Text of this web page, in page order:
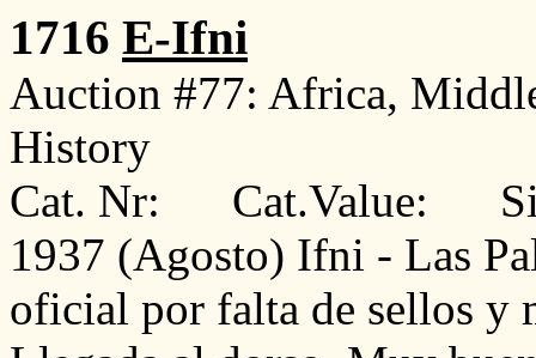
1716 E-Ifni
Auction #77: Africa,
History
Cat. Nr: Cat.Value:
1937 (Agosto) Ifni - Las
oficial por falta de sellos y